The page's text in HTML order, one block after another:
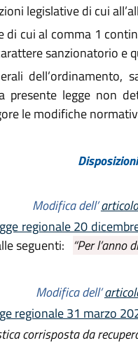
legislative di cui
di cui al comma 1
sanzionatorio e
dell’ordinamento,
presente legge non
le modifiche
Modifica dell’
regionale 20
seguenti: “Per l’anno
Modifica dell’
regionale 31 marzo
corrisposta da